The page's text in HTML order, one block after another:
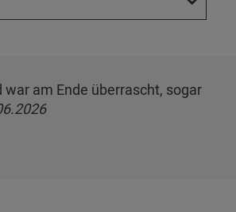
am Ende überrascht, sogar